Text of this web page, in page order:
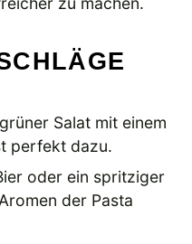
Salat mit einem
perfekt dazu.
oder ein spritziger
der Pasta